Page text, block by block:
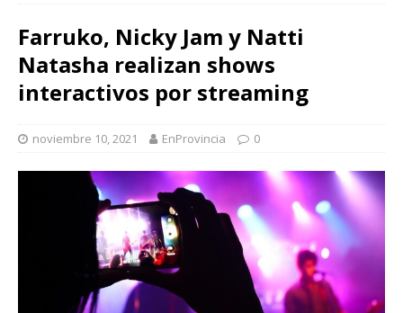
Farruko, Nicky Jam y Natti
Natasha realizan shows
interactivos por streaming
noviembre 10, 2021 EnProvincia 0